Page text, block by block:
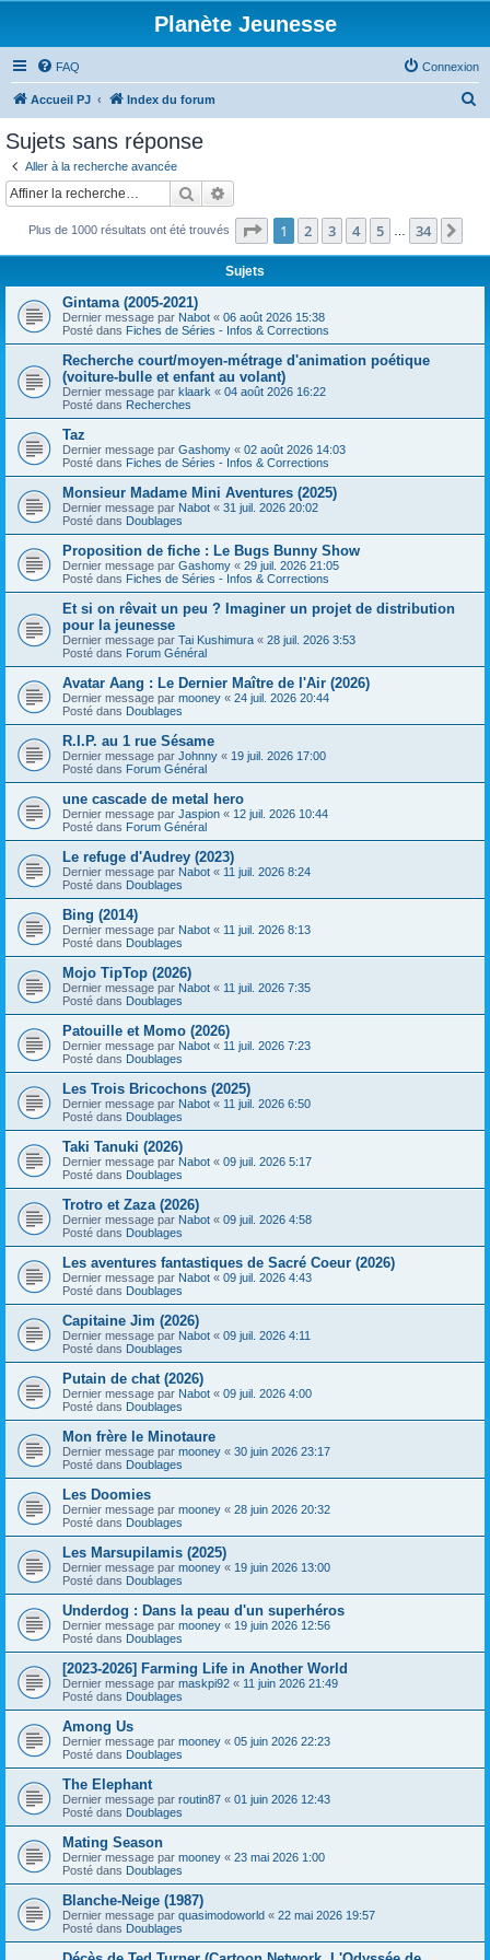
Planète Jeunesse
FAQ Connexion
Accueil PJ Index du forum
c
Sujets sans réponse
Aller à la recherche avancée
Rechercher
Plus de 1000 résultats ont été trouvés Page 1sur34
1 2 3 4 5 34
Sujets
Gintama (2005-2021)
Dernier message par Nabot « 06 août 2026 15:38
Posté dans Fiches de Séries - Infos & Corrections
Recherche court/moyen-métrage d'animation poétique
(voiture-bulle et enfant au volant)
Dernier message par klaark « 04 août 2026 16:22
Posté dans Recherches
Taz
Dernier message par Gashomy « 02 août 2026 14:03
Posté dans Fiches de Séries - Infos & Corrections
Monsieur Madame Mini Aventures (2025)
Dernier message par Nabot « 31 juil. 2026 20:02
Posté dans Doublages
Proposition de fiche : Le Bugs Bunny Show
Dernier message par Gashomy « 29 juil. 2026 21:05
Posté dans Fiches de Séries - Infos & Corrections
Et si on rêvait un peu ? Imaginer un projet de distribution
pour la jeunesse
Dernier message par Tai Kushimura « 28 juil. 2026 3:53
Posté dans Forum Général
Avatar Aang : Le Dernier Maître de l'Air (2026)
Dernier message par mooney « 24 juil. 2026 20:44
Posté dans Doublages
R.I.P. au 1 rue Sésame
Dernier message par Johnny « 19 juil. 2026 17:00
Posté dans Forum Général
une cascade de metal hero
Dernier message par Jaspion « 12 juil. 2026 10:44
Posté dans Forum Général
Le refuge d'Audrey (2023)
Dernier message par Nabot « 11 juil. 2026 8:24
Posté dans Doublages
Bing (2014)
Dernier message par Nabot « 11 juil. 2026 8:13
Posté dans Doublages
Mojo TipTop (2026)
Dernier message par Nabot « 11 juil. 2026 7:35
Posté dans Doublages
Patouille et Momo (2026)
Dernier message par Nabot « 11 juil. 2026 7:23
Posté dans Doublages
Les Trois Bricochons (2025)
Dernier message par Nabot « 11 juil. 2026 6:50
Posté dans Doublages
Taki Tanuki (2026)
Dernier message par Nabot « 09 juil. 2026 5:17
Posté dans Doublages
Trotro et Zaza (2026)
Dernier message par Nabot « 09 juil. 2026 4:58
Posté dans Doublages
Les aventures fantastiques de Sacré Coeur (2026)
Dernier message par Nabot « 09 juil. 2026 4:43
Posté dans Doublages
Capitaine Jim (2026)
Dernier message par Nabot « 09 juil. 2026 4:11
Posté dans Doublages
Putain de chat (2026)
Dernier message par Nabot « 09 juil. 2026 4:00
Posté dans Doublages
Mon frère le Minotaure
Dernier message par mooney « 30 juin 2026 23:17
Posté dans Doublages
Les Doomies
Dernier message par mooney « 28 juin 2026 20:32
Posté dans Doublages
Les Marsupilamis (2025)
Dernier message par mooney « 19 juin 2026 13:00
Posté dans Doublages
Underdog : Dans la peau d'un superhéros
Dernier message par mooney « 19 juin 2026 12:56
Posté dans Doublages
[2023-2026] Farming Life in Another World
Dernier message par maskpi92 « 11 juin 2026 21:49
Posté dans Doublages
Among Us
Dernier message par mooney « 05 juin 2026 22:23
Posté dans Doublages
The Elephant
Dernier message par routin87 « 01 juin 2026 12:43
Posté dans Doublages
Mating Season
Dernier message par mooney « 23 mai 2026 1:00
Posté dans Doublages
Blanche-Neige (1987)
Dernier message par quasimodoworld « 22 mai 2026 19:57
Posté dans Doublages